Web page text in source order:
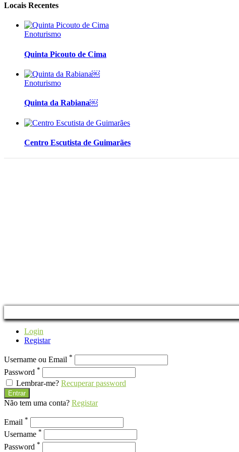
Locais Recentes
Enoturismo
Quinta Picouto de Cima
Enoturismo
Quinta da Rabiana￼
Centro Escutista de Guimarães
Login
Registar
Username ou Email *
Password *
Lembrar-me? Recuperar password
Entrar
Não tem uma conta? Registar
Email *
Username *
Password *